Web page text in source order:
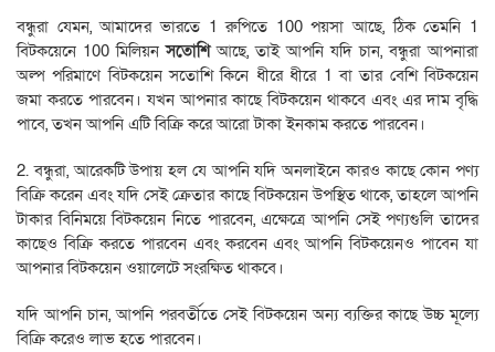
বন্ধুরা যেমন, আমাদের ভারতে 1 রুপিতে 100 পয়সা আছে, ঠিক তেমনি 1
বিটকয়েনে 100 মিলিয়নসতোশিআছে, তাই আপনি যদি চান, বন্ধুরা আপনারা
অল্প পরিমাণে বিটকয়েন সতোশি কিনে ধীরে ধীরে 1 বা তার বেশি বিটকয়েন
জমা করতে পারবেন। যখন আপনার কাছে বিটকয়েন থাকবে এবং এর দাম বৃদ্ধি
পাবে, তখন আপনি এটি বিক্রি করে আরো টাকা ইনকাম করতে পারবেন।
2. বন্ধুরা, আরেকটি উপায় হল যে আপনি যদি অনলাইনে কারও কাছে কোন পণ্য
বিক্রি করেন এবং যদি সেই ক্রেতার কাছে বিটকয়েন উপস্থিত থাকে, তাহলে আপনি
টাকার বিনিময়ে বিটকয়েন নিতে পারবেন, এক্ষেত্রে আপনি সেই পণ্যগুলি তাদের
কাছেও বিক্রি করতে পারবেন এবং করবেন এবং আপনি বিটকয়েনও পাবেন যা
আপনার বিটকয়েন ওয়ালেটে সংরক্ষিত থাকবে।
যদি আপনি চান, আপনি পরবর্তীতে সেই বিটকয়েন অন্য ব্যক্তির কাছে উচ্চ মূল্যে
বিক্রি করেও লাভ হতে পারবেন।